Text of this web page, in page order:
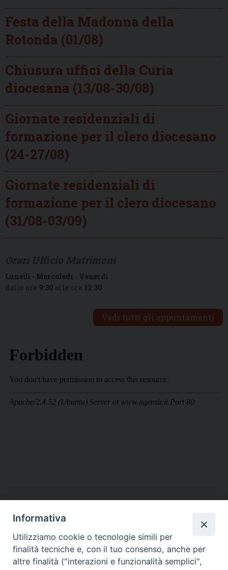
Festa della Madonna della
Rotonda (01/08)
Chiusura uffici della Curia
diocesana (13/08-30/08)
Giornate residenziali di
formazione per il clero diocesano
(24-27/08)
Giornate residenziali di
formazione per il clero diocesano
(31/08-03/09)
Lunedì - Mercoledì - Venerdì
dalle ore 9:30 alle ore 12:30
Vedi tutti gli appuntamenti
DIOCESI SUBURBICARIA DI ALBANO
Contatti:Tel.: 06.93268401 - Fax.: 06.9323844
E-mail:curia@diocesidialbano.it
Informativa
Utilizziamo cookie o tecnologie simili per
finalità tecniche e, con il tuo consenso, anche per
altre finalità ("interazioni e funzionalità semplici",